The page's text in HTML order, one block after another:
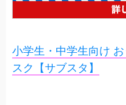
小学生・中学生向け
スク【サブスタ】